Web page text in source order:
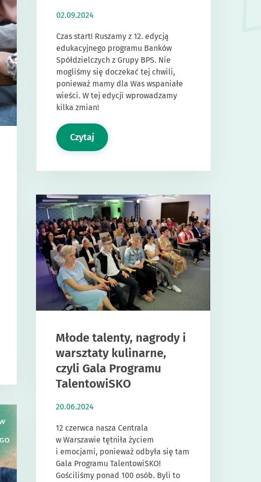
02.09.2024
Czas start! Ruszamy z 12. edycją
edukacyjnego programu Banków
Spółdzielczych z Grupy BPS. Nie
mogliśmy się doczekać tej chwili,
ponieważ mamy dla Was wspaniałe
wieści. W tej edycji wprowadzamy
kilka zmian!
Czytaj
Młode talenty, nagrody i
warsztaty kulinarne,
czyli Gala Programu
TalentowiSKO
20.06.2024
12 czerwca nasza Centrala
w Warszawie tętniła życiem
i emocjami, ponieważ odbyła się tam
Gala Programu TalentowiSKO!
Gościliśmy ponad 100 osób. Byli to